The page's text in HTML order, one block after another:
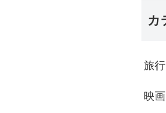
カ
旅行
映画